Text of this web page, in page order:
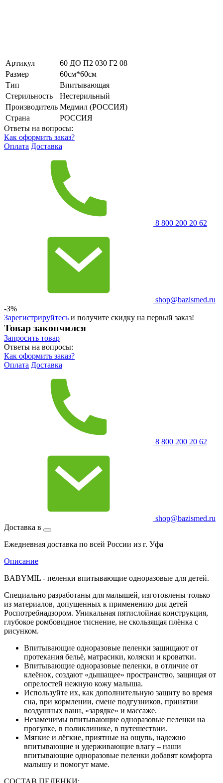
Артикул
60 ДО П2 030 Г2 08
Размер
60см*60см
Тип
Впитывающая
Стерильность
Нестерильный
Производитель Медмил (РОССИЯ)
Страна
РОССИЯ
Ответы на вопросы:
Как оформить заказ?
Оплата Доставка
8 800 200 20 62
shop@bazismed.ru
-3%
Зарегистрируйтесь и получите скидку на первый заказ!
Товар закончился
Запросить товар
Ответы на вопросы:
Как оформить заказ?
Оплата Доставка
8 800 200 20 62
shop@bazismed.ru
Доставка в
Ежедневная доставка по всей России из г. Уфа
Описание
BABYMIL - пеленки впитывающие одноразовые для детей.
Специально разработаны для малышей, изготовлены только
из материалов, допущенных к применению для детей
Роспотребнадзором. Уникальная пятислойная конструкция,
глубокое ромбовидное тиснение, не скользящая плёнка с
рисунком.
Впитывающие одноразовые пеленки защищают от
протекания бельё, матрасики, коляски и кроватки.
Впитывающие одноразовые пеленки, в отличие от
клеёнок, создают «дышащее» пространство, защищая от
опрелостей нежную кожу малыша.
Используйте их, как дополнительную защиту во время
сна, при кормлении, смене подгузников, принятии
воздушных ванн, «зарядке» и массаже.
Незаменимы впитывающие одноразовые пеленки на
прогулке, в поликлинике, в путешествии.
Мягкие и лёгкие, приятные на ощупь, надежно
впитывающие и удерживающие влагу – наши
впитывающие одноразовые пеленки добавят комфорта
малышу и помогут маме.
СОСТАВ ПЕЛЕНКИ: